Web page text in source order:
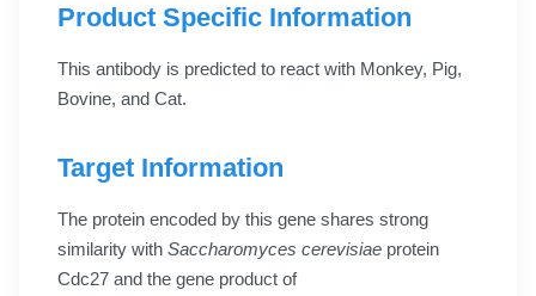
Product Specific Information
This antibody is predicted to react with Monkey, Pig,
Bovine, and Cat.
Target Information
The protein encoded by this gene shares strong
similarity with Saccharomyces cerevisiae protein
Cdc27 and the gene product of